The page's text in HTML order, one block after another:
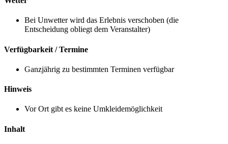
Bei Unwetter wird das Erlebnis verschoben (die
Entscheidung obliegt dem Veranstalter)
Verfügbarkeit / Termine
Ganzjährig zu bestimmten Terminen verfügbar
Hinweis
Vor Ort gibt es keine Umkleidemöglichkeit
Inhalt